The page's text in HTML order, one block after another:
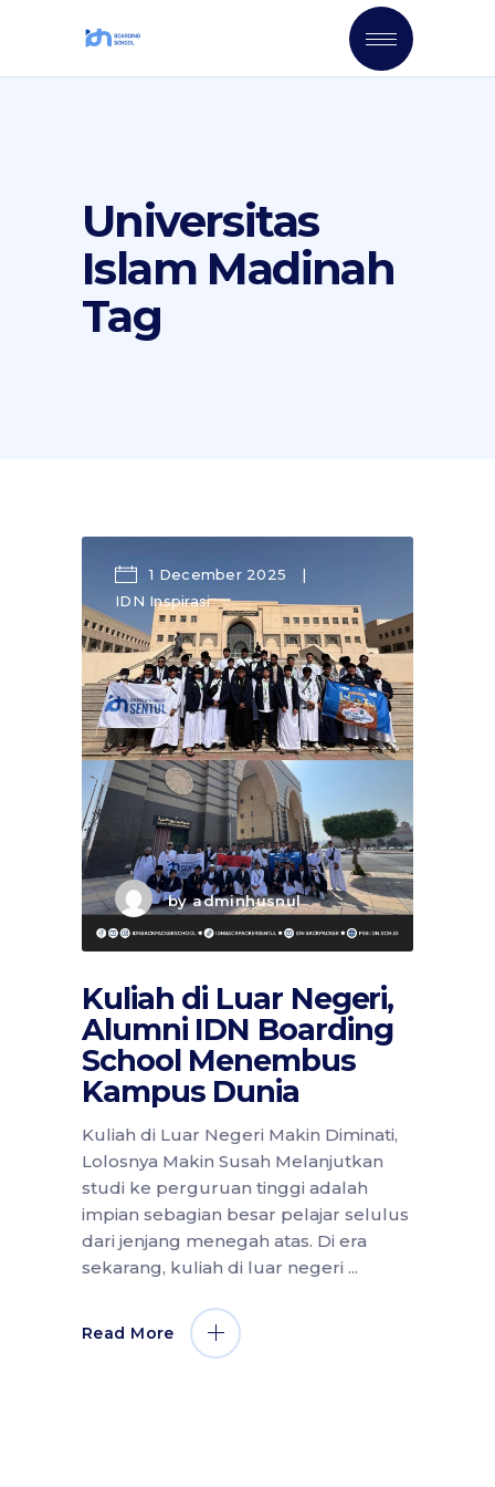
Universitas
Islam Madinah
Tag
1 December 2025
IDN Inspirasi
byadminhusnul
Kuliah di Luar Negeri,
Alumni IDN Boarding
School Menembus
Kampus Dunia
Kuliah di Luar Negeri Makin Diminati,
Lolosnya Makin Susah Melanjutkan
studi ke perguruan tinggi adalah
impian sebagian besar pelajar selulus
dari jenjang menegah atas. Di era
sekarang, kuliah di luar negeri
Read More